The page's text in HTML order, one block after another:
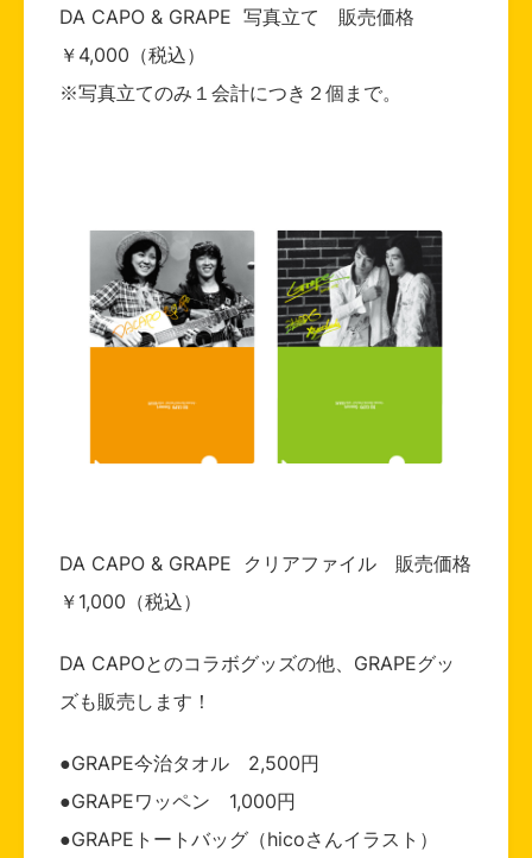
DA CAPO & GRAPE 写真立て 販売価格
￥4,000（税込）
※写真立てのみ１会計につき２個まで。
DA CAPO & GRAPE クリアファイル 販売価格
￥1,000（税込）
DA CAPOとのコラボグッズの他、GRAPEグッ
ズも販売します！
●GRAPE今治タオル 2,500円
●GRAPEワッペン 1,000円
●GRAPEトートバッグ（hicoさんイラスト）